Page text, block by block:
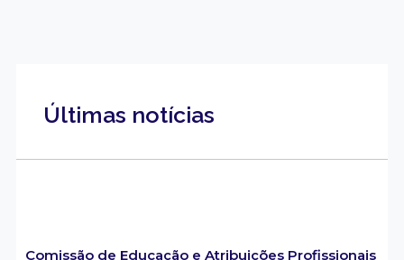
Últimas notícias
Comissão de Educação e Atribuições Profissionais